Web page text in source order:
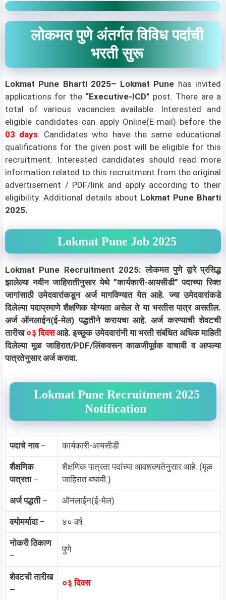
लोकमत पुणे अंतर्गत विविध पदांची
भरती सुरू
Lokmat Pune Bharti 2025– Lokmat Pune has invited
applications for the “Executive-ICD” post. There are a
total of various vacancies available. Interested and
eligible candidates can apply Online(E-mail) before the
03 days. Candidates who have the same educational
qualifications for the given post will be eligible for this
recruitment. Interested candidates should read more
information related to this recruitment from the original
advertisement / PDF/link and apply according to their
eligibility. Additional details about Lokmat Pune Bharti
2025.
Lokmat Pune Job 2025
Lokmat Pune Recruitment 2025: लोकमत पुणे द्वारे प्रसिद्ध
झालेल्या नवीन जाहिरातीनुसार येथे ”कार्यकारी-आयसीडी” पदाच्या रिक्त
जागांसाठी उमेदवारांकडून अर्ज मागविण्यात येत आहे. ज्या उमेदवारांकडे
दिलेल्या पदाप्रमाणे शैक्षणिक योग्यता असेल ते या भरतीस पात्र असतील.
अर्ज ऑनलाईन(ई-मेल) पद्धतीने करायचा आहे. अर्ज करण्याची शेवटची
तारीख०३ दिवसआहे. इच्छुक उमेदवारांनी या भरती संबंधित अधिक माहिती
दिलेल्या मूळ जाहिरात/PDF/लिंकवरून काळजीपूर्वक वाचावी व आपल्या
पात्रतेनुसार अर्ज करावा.
Lokmat Pune Recruitment 2025
Notification
पदाचे नाव– कार्यकारी-आयसीडी
शैक्षणिक
पात्रता–
शैक्षणिक पात्रता पदांच्या आवशक्यतेनुसार आहे. (मूळ
जाहिरात बघावी.)
अर्ज पद्धती– ऑनलाईन(ई-मेल)
वयोमर्यादा– ४० वर्ष
नोकरी ठिकाण
–
पुणे
शेवटची तारीख
–
०३ दिवस